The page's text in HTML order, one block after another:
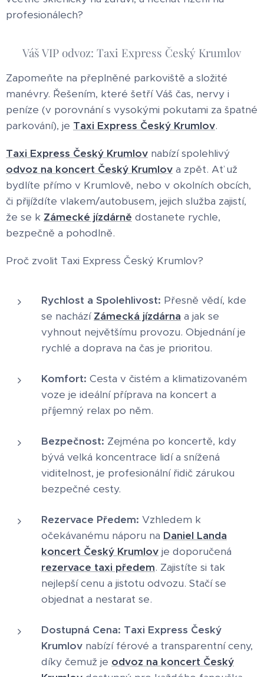
profesionálech?
👑 Váš VIP odvoz: Taxi Express Český Krumlov
Zapomeňte na přeplněné parkoviště a složité
manévry. Řešením, které šetří Váš čas, nervy i
peníze (v porovnání s vysokými pokutami za špatné
parkování), je Taxi Express Český Krumlov.
Taxi Express Český Krumlov nabízí spolehlivý
odvoz na koncert Český Krumlov a zpět. Ať už
bydlíte přímo v Krumlově, nebo v okolních obcích,
či přijíždíte vlakem/autobusem, jejich služba zajistí,
že se k Zámecké jízdárně dostanete rychle,
bezpečně a pohodlně.
Proč zvolit Taxi Express Český Krumlov?
Rychlost a Spolehlivost: Přesně vědí, kde
se nachází Zámecká jízdárna a jak se
vyhnout největšímu provozu. Objednání je
rychlé a doprava na čas je prioritou.
Komfort: Cesta v čistém a klimatizovaném
voze je ideální příprava na koncert a
příjemný relax po něm.
Bezpečnost: Zejména po koncertě, kdy
bývá velká koncentrace lidí a snížená
viditelnost, je profesionální řidič zárukou
bezpečné cesty.
Rezervace Předem: Vzhledem k
očekávanému náporu na Daniel Landa
koncert Český Krumlov je doporučená
rezervace taxi předem. Zajistíte si tak
nejlepší cenu a jistotu odvozu. Stačí se
objednat a nestarat se.
Dostupná Cena: Taxi Express Český
Krumlov nabízí férové a transparentní ceny,
díky čemuž je odvoz na koncert Český